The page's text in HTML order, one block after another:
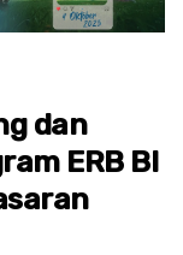
dan
ERB BI